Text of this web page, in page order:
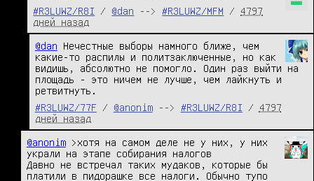
#R3LUWZ/R8I
/ @dan --> #R3LUWZ/MFM / 4797
дней назад
@dan Нечестные выборы намного ближе, чем
какие-то распилы и политзаключенные, но как
видишь, абсолютно не помогло. Один раз выйти на
площадь - это ничем не лучше, чем лайкнуть и
ретвитнуть.
#R3LUWZ/77F
/ @anonim--> #R3LUWZ/R8I / 4797
дней назад
@anonim >хотя на самом деле не у них, у них
украли на этапе собирания налогов
Давно не встречал таких мудаков, которые бы
платили в пидорашке все налоги. Обычно тупо